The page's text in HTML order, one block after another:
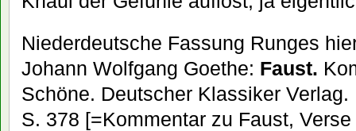
Niederdeutsche Fassung Runges
Johann Wolfgang Goethe: Faust.
Schöne. Deutscher Klassiker
S. 378 [=Kommentar zu Faust,